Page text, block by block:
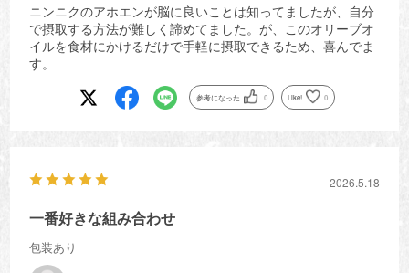
ニンニクのアホエンが脳に良いことは知ってましたが、自分
で摂取する方法が難しく諦めてました。が、このオリーブオ
イルを食材にかけるだけで手軽に摂取できるため、喜んでま
す。
参考になった 0 Like! 0
2026.5.18
一番好きな組み合わせ
包装あり